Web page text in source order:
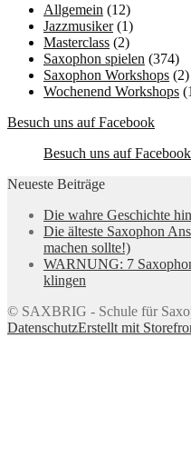
Allgemein (12)
Jazzmusiker(1)
Masterclass (2)
Saxophon spielen (374)
Saxophon Workshops (2)
Wochenend Workshops
Besuch uns auf Facebook
Besuch uns auf Facebook
Neueste Beiträge
Die wahre Geschichte
Die älteste Saxophon
machen sollte!)
WARNUNG: 7
klingen
© SAXBRIG - Schule für
DatenschutzErstellt mit